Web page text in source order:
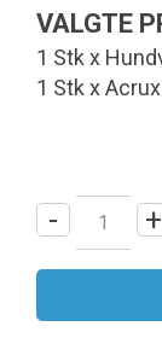
VALGTE
1 Stk x
1 Stk x
- +